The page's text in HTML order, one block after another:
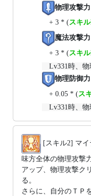
物理攻撃
+ 3 * (スキ
魔法攻撃
+ 3 * (スキ
Lv331時、物
物理防御
+ 0.05 * (ス
Lv331時、物
[スキル2] マ
味方全体の物理攻撃
アップ、物理攻撃ク
る。
さらに、自分のＴＰ